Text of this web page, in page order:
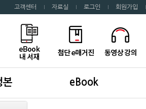
고객센터 자료실 로그인 회원가입
본 eBook